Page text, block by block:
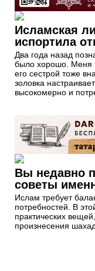
Исламская
испортила
Два года назад
было хорошо. Меня
его сестрой тоже
золовка
высокомерно и
Вы недавно
советы
Ислам требует
потребностей. В
практических
произнесения